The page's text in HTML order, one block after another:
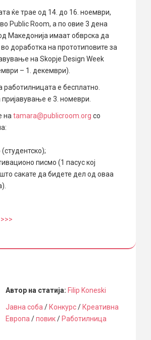
ќе трае од 14. до 16. ноември,
Public Room, а по овие 3 дена
Македонија имаат обврска да
доработка на прототиповите за
на Skopje Design Week
– 1. декември).
работилницата е бесплатно.
пријавување е 3. номеври.
на tamara@publicroom.org со
писмо (1 пасус кој
сакате да бидете дел од оваа
Автор на статија: Filip Koneski
Јавна соба / Конкурс/ Креативна
Европа /повик/ Работилница